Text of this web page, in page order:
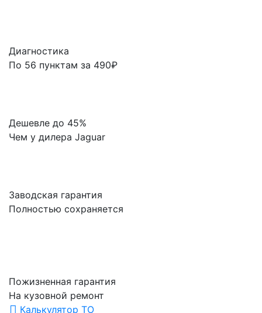
Диагностика
По 56 пунктам за 490₽
Дешевле до 45%
Чем у дилера Jaguar
Заводская гарантия
Полностью сохраняется
Пожизненная гарантия
На кузовной ремонт
Калькулятор ТО